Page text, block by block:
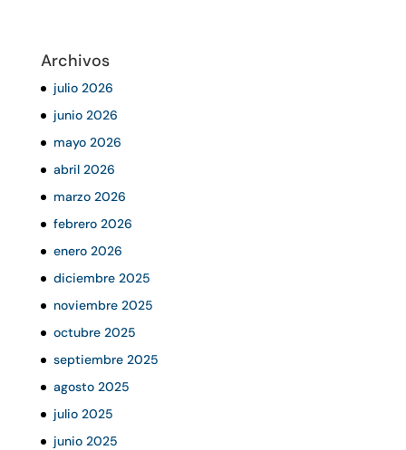
Archivos
julio 2026
junio 2026
mayo 2026
abril 2026
marzo 2026
febrero 2026
enero 2026
diciembre 2025
noviembre 2025
octubre 2025
septiembre 2025
agosto 2025
julio 2025
junio 2025